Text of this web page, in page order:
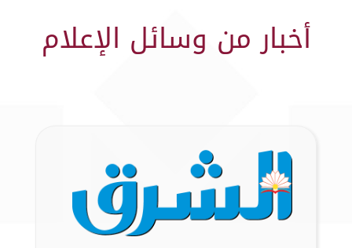
أخبار من وسائل الإعلام